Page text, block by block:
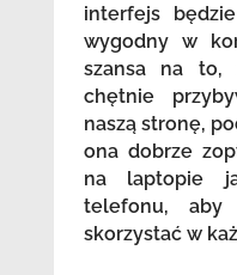
interfejs
wygodny w
szansa na to,
chętnie
naszą stronę,
ona dobrze
na laptopie
telefonu,
skorzystać w